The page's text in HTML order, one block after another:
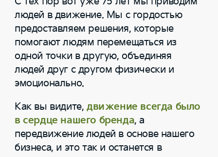
людей в движение. Мы с гордостью
предоставляем решения, которые
помогают людям перемещаться из
одной точки в другую, объединяя
людей друг с другом физически и
эмоционально.
Как вы видите, движение всегда было
в сердце нашего бренда, а
передвижение людей в основе нашего
бизнеса, и это так и останется в